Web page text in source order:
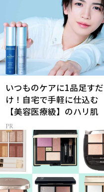
いつものケアに1品足すだ
け！自宅で手軽に仕込む
【美容医療級】のハリ肌